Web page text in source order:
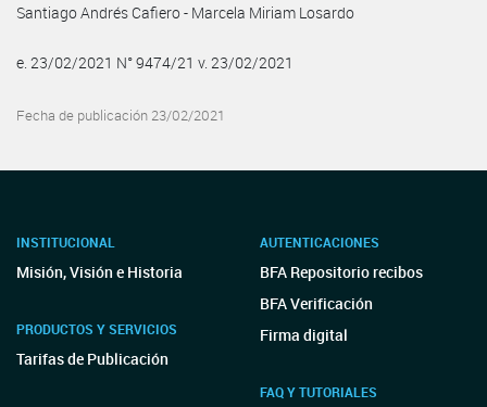
Santiago Andrés Cafiero - Marcela Miriam Losardo
e. 23/02/2021 N° 9474/21 v. 23/02/2021
Fecha de publicación 23/02/2021
INSTITUCIONAL
Misión, Visión e Historia
PRODUCTOS Y SERVICIOS
Tarifas de Publicación
AUTENTICACIONES
BFA Repositorio recibos
BFA Verificación
Firma digital
FAQ Y TUTORIALES